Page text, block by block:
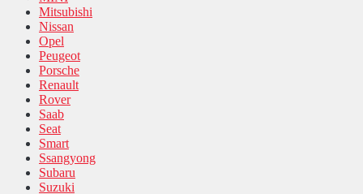
Mitsubishi
Nissan
Opel
Peugeot
Porsche
Renault
Rover
Saab
Seat
Smart
Ssangyong
Subaru
Suzuki